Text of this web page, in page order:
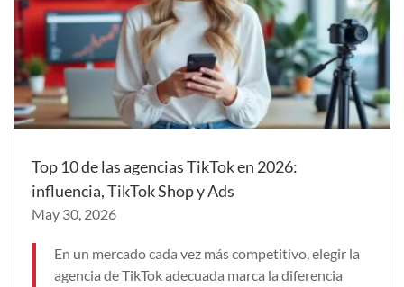
Top 10 de las agencias TikTok en 2026:
influencia, TikTok Shop y Ads
May 30, 2026
En un mercado cada vez más competitivo, elegir la
agencia de TikTok adecuada marca la diferencia